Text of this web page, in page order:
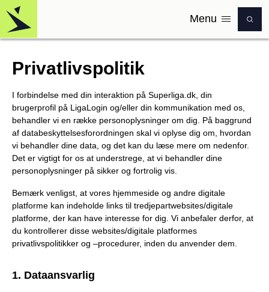
Menu
Privatlivspolitik
I forbindelse med din interaktion på Superliga.dk, din
brugerprofil på LigaLogin og/eller din kommunikation med os,
behandler vi en række personoplysninger om dig. På baggrund
af databeskyttelsesforordningen skal vi oplyse dig om, hvordan
vi behandler dine data, og det kan du læse mere om nedenfor.
Det er vigtigt for os at understrege, at vi behandler dine
personoplysninger på sikker og fortrolig vis.
Bemærk venligst, at vores hjemmeside og andre digitale
platforme kan indeholde links til tredjepartwebsites/digitale
platforme, der kan have interesse for dig. Vi anbefaler derfor, at
du kontrollerer disse websites/digitale platformes
privatlivspolitikker og –procedurer, inden du anvender dem.
1. Dataansvarlig